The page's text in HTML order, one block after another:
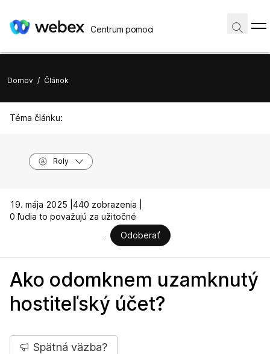
Centrum pomoci
Domov / Článok
Téma článku:
Roly
19. mája 2025 | 440 zobrazenia |
0 ľudia to považujú za užitočné
Odoberať
Ako odomknem uzamknutý
hostiteľský účet?
Spätná väzba?